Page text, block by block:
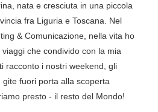
nata e cresciuta in una piccola
fra Liguria e Toscana. Nel
& Comunicazione, nella vita ho
che condivido con la mia
racconto i nostri weekend, gli
fuori porta alla scoperta
presto - il resto del Mondo!